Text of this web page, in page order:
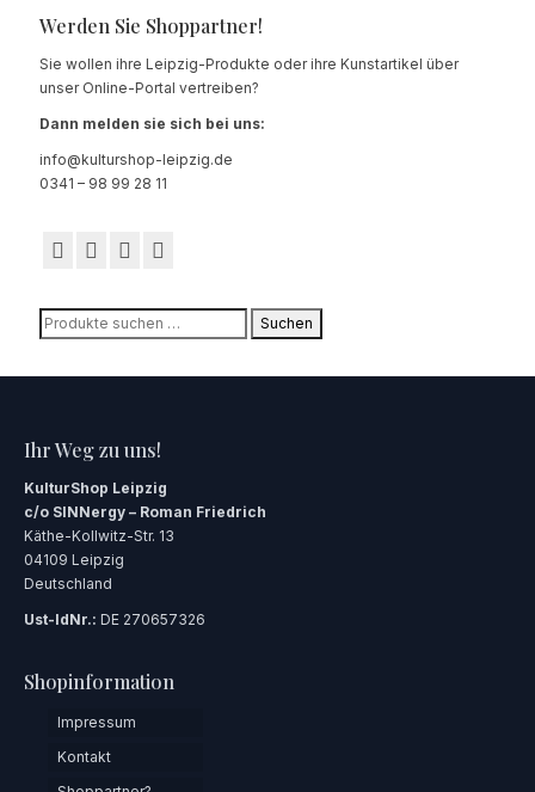
Werden Sie Shoppartner!
Sie wollen ihre Leipzig-Produkte oder ihre Kunstartikel über
unser Online-Portal vertreiben?
Dann melden sie sich bei uns:
info@kulturshop-leipzig.de
0341 – 98 99 28 11
Suchen
nach:
Suchen
Ihr Weg zu uns!
KulturShop Leipzig
c/o SINNergy – Roman Friedrich
Käthe-Kollwitz-Str. 13
04109 Leipzig
Deutschland
Ust-IdNr.: DE 270657326
Shopinformation
Impressum
Kontakt